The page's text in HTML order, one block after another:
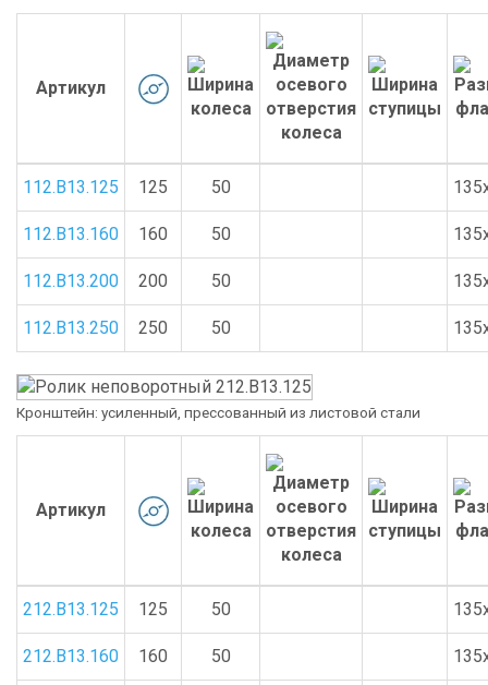
Артикул
112.B13.125 125 50
112.B13.160 160 50
112.B13.200 200 50
112.B13.250 250 50
Кронштейн: усиленный, прессованный из листовой стали
Артикул
212.B13.125 125 50
212.B13.160 160 50